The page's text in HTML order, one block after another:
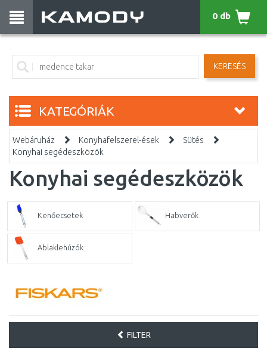
KERESÉS
0 db
KATEGÓRIÁK
Webáruház Konyhafelszerel-ések
Sütés
Konyhai segédeszközök
Konyhai segédeszközök
Kenőecsetek Habverők
Ablaklehúzók
FILTER